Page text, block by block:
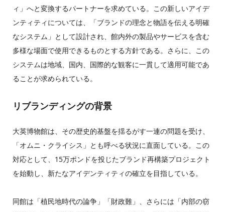
ィ」へと変換するパートナーを求めている。この新しいアイデ
ンティティについては、「ブランドの理念と物語を伝える明確
なシステム」として設計され、館内外の製品やサービスを含む
多様な場面で使用できるものとする方針である。さらに、この
システムは地域、国内、国際的な観客に一貫して適用可能であ
ることが求められている。
リブランディングの背景
大英博物館は、その歴史的基盤を揺るがす一連の問題を受け、
「オムニ・クライシス」とも呼べる状況に直面している。この
対応として、15万ポンドを投じたブランド再構築プロジェクト
を始動し、新たなアイデンティティの確立を目指している。
同館は「植民地時代の論争」「財政難」、さらには「内部の窃